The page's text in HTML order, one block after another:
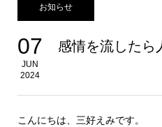
お知らせ
07
JUN
2024
感情を流したら
こんにちは、三好えみです。